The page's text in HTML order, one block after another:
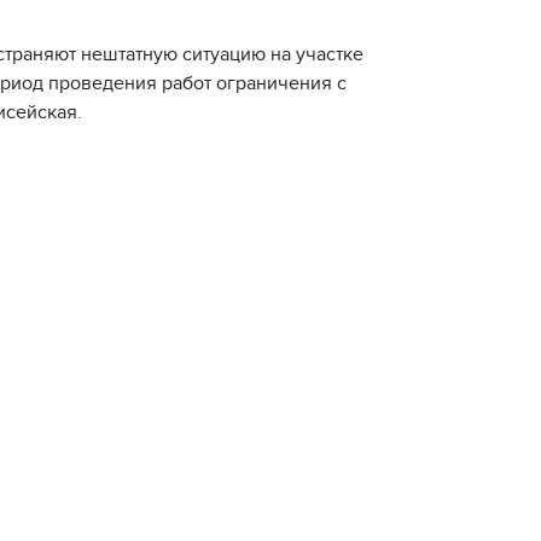
нештатную ситуацию на участке
проведения работ ограничения с